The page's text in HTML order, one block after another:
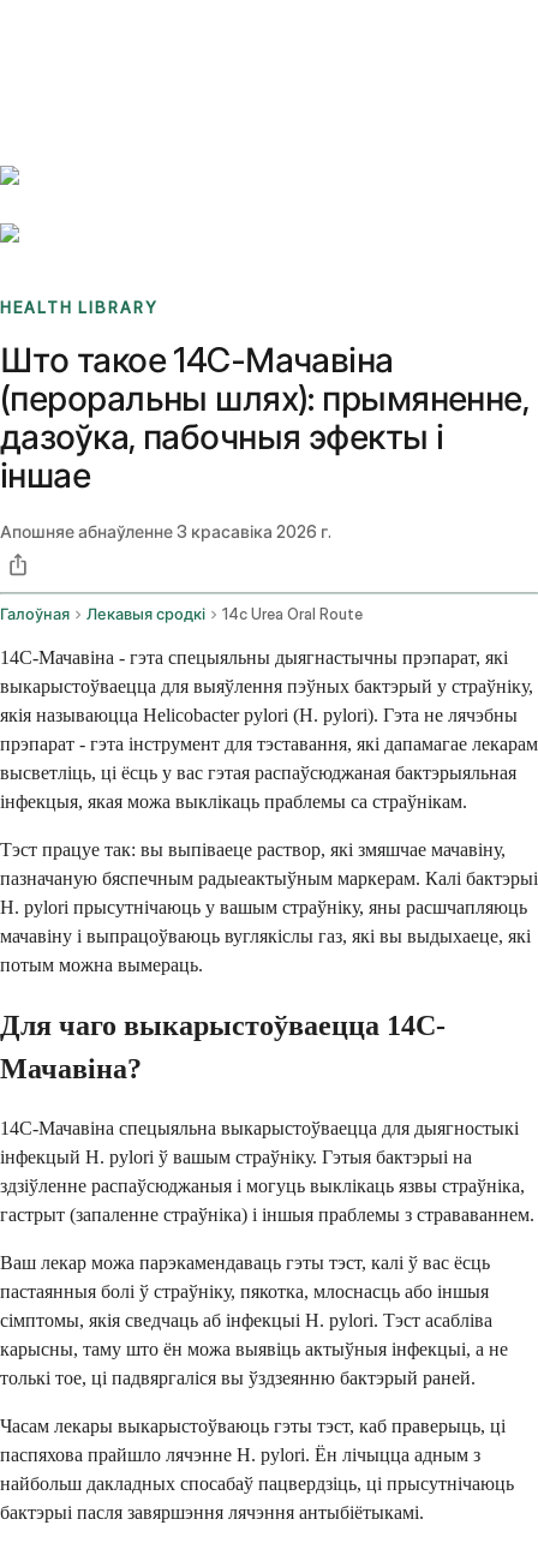
HEALTH LIBRARY
Што такое 14C-Мачавіна
(пероральны шлях): прымяненне,
дазоўка, пабочныя эфекты і
іншае
Апошняе абнаўленне3 красавіка 2026 г.
Галоўная Лекавыя сродкі 14c Urea Oral Route
14C-Мачавіна - гэта спецыяльны дыягнастычны прэпарат, які
выкарыстоўваецца для выяўлення пэўных бактэрый у страўніку,
якія называюцца Helicobacter pylori (H. pylori). Гэта не лячэбны
прэпарат - гэта інструмент для тэставання, які дапамагае лекарам
высветліць, ці ёсць у вас гэтая распаўсюджаная бактэрыяльная
інфекцыя, якая можа выклікаць праблемы са страўнікам.
Тэст працуе так: вы выпіваеце раствор, які змяшчае мачавіну,
пазначаную бяспечным радыеактыўным маркерам. Калі бактэрыі
H. pylori прысутнічаюць у вашым страўніку, яны расшчапляюць
мачавіну і выпрацоўваюць вуглякіслы газ, які вы выдыхаеце, які
потым можна вымераць.
Для чаго выкарыстоўваецца 14C-
Мачавіна?
14C-Мачавіна спецыяльна выкарыстоўваецца для дыягностыкі
інфекцый H. pylori ў вашым страўніку. Гэтыя бактэрыі на
здзіўленне распаўсюджаныя і могуць выклікаць язвы страўніка,
гастрыт (запаленне страўніка) і іншыя праблемы з страваваннем.
Ваш лекар можа парэкамендаваць гэты тэст, калі ў вас ёсць
пастаянныя болі ў страўніку, пякотка, млоснасць або іншыя
сімптомы, якія сведчаць аб інфекцыі H. pylori. Тэст асабліва
карысны, таму што ён можа выявіць актыўныя інфекцыі, а не
толькі тое, ці падвяргаліся вы ўздзеянню бактэрый раней.
Часам лекары выкарыстоўваюць гэты тэст, каб праверыць, ці
паспяхова прайшло лячэнне H. pylori. Ён лічыцца адным з
найбольш дакладных спосабаў пацвердзіць, ці прысутнічаюць
бактэрыі пасля завяршэння лячэння антыбіётыкамі.